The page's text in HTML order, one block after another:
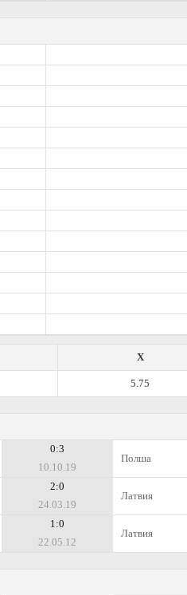
X
5.75
0:3
10.10.19
Полша
2:0
24.03.19
Латвия
1:0
22.05.12
Латвия